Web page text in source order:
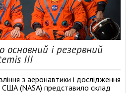
основний і резервний
III
з аеронавтики і дослідження
США (NASA) представило склад